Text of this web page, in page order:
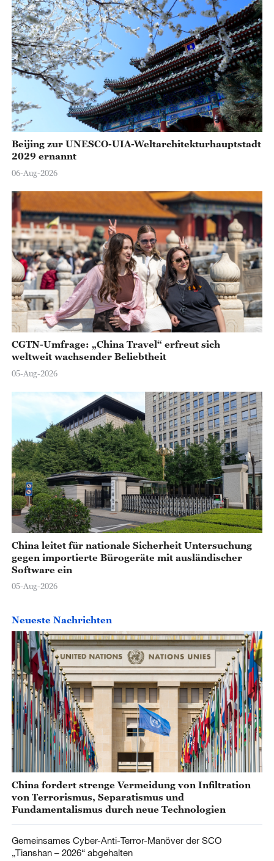
Beijing zur UNESCO-UIA-Weltarchitekturhauptstadt
2029 ernannt
06-Aug-2026
CGTN-Umfrage: „China Travel“ erfreut sich
weltweit wachsender Beliebtheit
05-Aug-2026
China leitet für nationale Sicherheit Untersuchung
gegen importierte Bürogeräte mit ausländischer
Software ein
05-Aug-2026
Neueste Nachrichten
China fordert strenge Vermeidung von Infiltration
von Terrorismus, Separatismus und
Fundamentalismus durch neue Technologien
Gemeinsames Cyber-Anti-Terror-Manöver der SCO
„Tianshan – 2026“ abgehalten